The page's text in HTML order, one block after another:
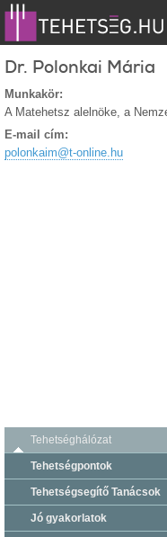
Dr. Polonkai Mária
Munkakör:
A Matehetsz alelnöke, a
E-mail cím:
polonkaim@t-online.hu
Tehetséghálózat
Tehetségpontok
Tehetségsegítő Tanácsok
Jó gyakorlatok